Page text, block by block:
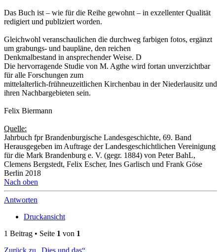
Das Buch ist – wie für die Reihe gewohnt – in exzellenter Qualität
redigiert und publiziert worden.
Gleichwohl veranschaulichen die durchweg farbigen fotos, ergänzt
um grabungs- und baupläne, den reichen
Denkmalbestand in ansprechender Weise. D
Die hervorragende Studie von M. Agthe wird fortan unverzichtbar
für alle Forschungen zum
mittelalterlich-frühneuzeitlichen Kirchenbau in der Niederlausitz und
ihren Nachbargebieten sein.
Felix Biermann
Quelle:
Jahrbuch fpr Brandenburgische Landesgeschichte, 69. Band
Herausgegeben im Auftrage der Landesgeschichtlichen Vereinigung
für die Mark Brandenburg e. V. (gegr. 1884) von Peter BahL,
Clemens Bergstedt, Felix Escher, Ines Garlisch und Frank Göse
Berlin 2018
Nach oben
Antworten
Druckansicht
1 Beitrag • Seite 1 von 1